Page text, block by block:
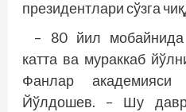
президентлари сўзга
– 80 йил
катта ва мураккаб
Фанлар академияси
Йўлдошев. – Шу